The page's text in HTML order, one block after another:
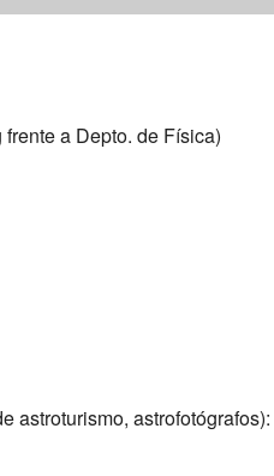
a Depto. de Física)
astroturismo, astrofotógrafos):